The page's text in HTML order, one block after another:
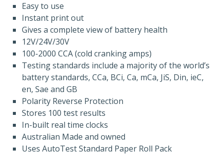
Easy to use
Instant print out
Gives a complete view of battery health
12V/24V/30V
100-2000 CCA (cold cranking amps)
Testing standards include a majority of the world’s
battery standards, CCa, BCi, Ca, mCa, JiS, Din, ieC,
en, Sae and GB
Polarity Reverse Protection
Stores 100 test results
In-built real time clocks
Australian Made and owned
Uses AutoTest Standard Paper Roll Pack